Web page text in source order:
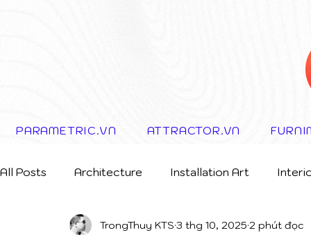
PARAMETRIC.VN ATTRACTOR.VN
All Posts Architecture Installation Art
Storytelling Concept
TrongThuy KTS 3 thg 10, 2025 2 phút đọc